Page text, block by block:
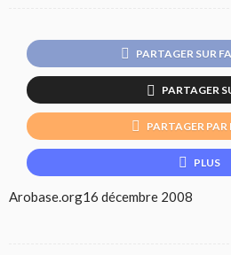
PARTAGER SUR
PARTAGER
PARTAGER
PLUS
Arobase.org16 décembre 2008